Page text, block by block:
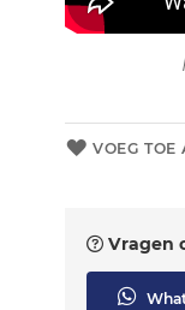
VOEG TOE
Vragen